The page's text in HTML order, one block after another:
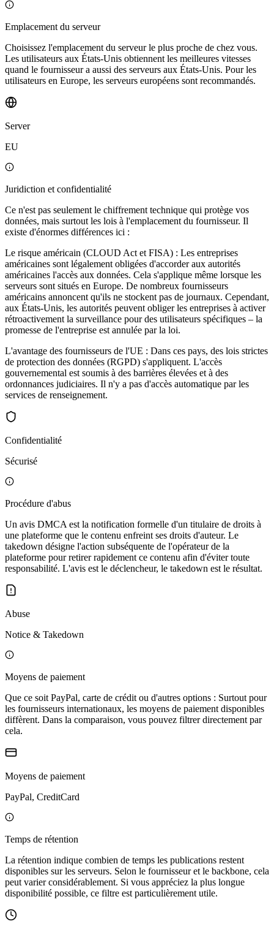
Emplacement du serveur
Choisissez l'emplacement du serveur le plus proche de chez vous.
Les utilisateurs aux États-Unis obtiennent les meilleures vitesses
quand le fournisseur a aussi des serveurs aux États-Unis. Pour les
utilisateurs en Europe, les serveurs européens sont recommandés.
Server
EU
Juridiction et confidentialité
Ce n'est pas seulement le chiffrement technique qui protège vos
données, mais surtout les lois à l'emplacement du fournisseur. Il
existe d'énormes différences ici :
Le risque américain (CLOUD Act et FISA) : Les entreprises
américaines sont légalement obligées d'accorder aux autorités
américaines l'accès aux données. Cela s'applique même lorsque les
serveurs sont situés en Europe. De nombreux fournisseurs
américains annoncent qu'ils ne stockent pas de journaux. Cependant,
aux États-Unis, les autorités peuvent obliger les entreprises à activer
rétroactivement la surveillance pour des utilisateurs spécifiques – la
promesse de l'entreprise est annulée par la loi.
L'avantage des fournisseurs de l'UE : Dans ces pays, des lois strictes
de protection des données (RGPD) s'appliquent. L'accès
gouvernemental est soumis à des barrières élevées et à des
ordonnances judiciaires. Il n'y a pas d'accès automatique par les
services de renseignement.
Confidentialité
Sécurisé
Procédure d'abus
Un avis DMCA est la notification formelle d'un titulaire de droits à
une plateforme que le contenu enfreint ses droits d'auteur. Le
takedown désigne l'action subséquente de l'opérateur de la
plateforme pour retirer rapidement ce contenu afin d'éviter toute
responsabilité. L'avis est le déclencheur, le takedown est le résultat.
Abuse
Notice & Takedown
Moyens de paiement
Que ce soit PayPal, carte de crédit ou d'autres options : Surtout pour
les fournisseurs internationaux, les moyens de paiement disponibles
diffèrent. Dans la comparaison, vous pouvez filtrer directement par
cela.
Moyens de paiement
PayPal, CreditCard
Temps de rétention
La rétention indique combien de temps les publications restent
disponibles sur les serveurs. Selon le fournisseur et le backbone, cela
peut varier considérablement. Si vous appréciez la plus longue
disponibilité possible, ce filtre est particulièrement utile.